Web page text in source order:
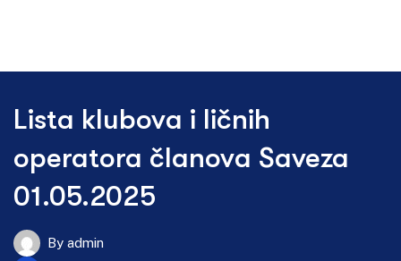
Lista klubova i ličnih
operatora članova Saveza
01.05.2025
By admin